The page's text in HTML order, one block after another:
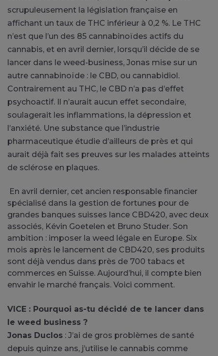
scrupuleusement la législation française en
affichant un taux de THC inférieur à 0,2 %. Le THC
n’est que l’un des 85 cannabinoïdes actifs du
cannabis, et en avril dernier, lorsqu’il décide de se
lancer dans le weed-business, Jonas mise sur un
autre cannabinoïde : le CBD, ou cannabidiol.
Contrairement au THC, le CBD n’a pas d’effet
psychoactif. Il n’aurait aucun effet secondaire,
soulagerait les inflammations, la dépression et
l’anxiété. Une substance que l’industrie
pharmaceutique étudie d’ailleurs de près et qui
aurait déjà fait ses preuves sur les malades atteints
de sclérose en plaques.
En avril dernier, cet ancien responsable financier
spécialisé dans la gestion de fortunes pour de
grandes banques suisses lance CBD420, avec deux
associés, Kévin Goetelen et Bruno Studer. Son
ambition : imposer la weed légale en Europe. Six
mois après le lancement de CBD420, ses produits
sont déjà vendus dans près de 700 tabacs et
commerces en Suisse. Aujourd’hui, il compte bien
envahir le marché français. Voici comment.
VICE : Pourquoi as-tu décidé de te lancer dans
le weed business ?
Jonas Duclos : J’ai de gros problèmes de santé
depuis quinze ans, j’utilise le cannabis comme